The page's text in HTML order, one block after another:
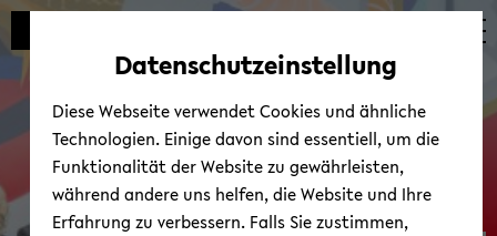
Automatische
vermeiden
zum
wechseln
zum
wechseln
zum
wechseln
Datenschutzeinstellung
Diese Webseite verwendet Cookies und ähnliche
Technologien. Einige davon sind essentiell, um die
Funktionalität der Website zu gewährleisten,
während andere uns helfen, die Website und Ihre
Erfahrung zu verbessern. Falls Sie zustimmen,